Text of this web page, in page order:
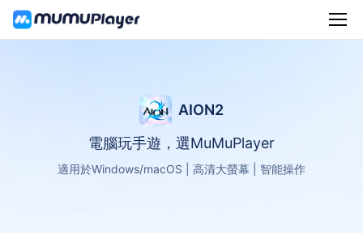
AION2
電腦玩手遊，選MuMuPlayer
適用於Windows/macOS | 高清大螢幕 | 智能操作